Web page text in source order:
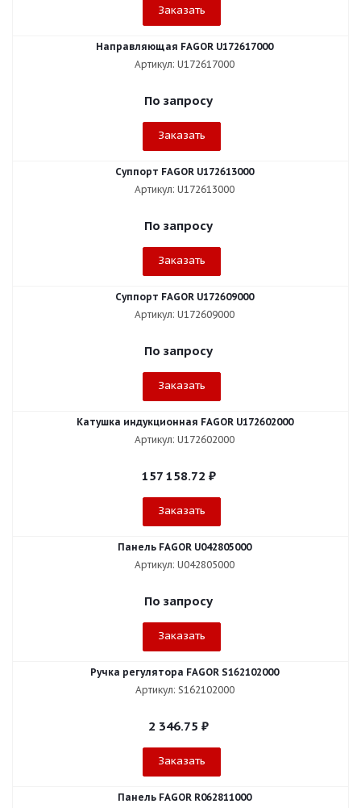
Заказать
Направляющая FAGOR U172617000
Артикул: U172617000
По запросу
Заказать
Суппорт FAGOR U172613000
Артикул: U172613000
По запросу
Заказать
Суппорт FAGOR U172609000
Артикул: U172609000
По запросу
Заказать
Катушка индукционная FAGOR U172602000
Артикул: U172602000
157 158.72 ₽
Заказать
Панель FAGOR U042805000
Артикул: U042805000
По запросу
Заказать
Ручка регулятора FAGOR S162102000
Артикул: S162102000
2 346.75 ₽
Заказать
Панель FAGOR R062811000